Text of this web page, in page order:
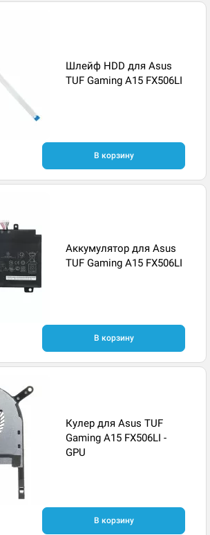
Шлейф HDD для Asus
TUF Gaming A15 FX506LI
В корзину
Аккумулятор для Asus
TUF Gaming A15 FX506LI
В корзину
Кулер для Asus TUF
Gaming A15 FX506LI -
GPU
В корзину